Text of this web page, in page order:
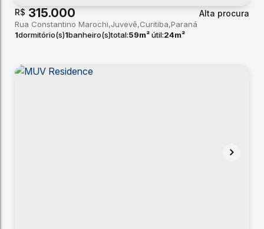
R$ 315.000
Rua Constantino Marochi Juvevê Curitiba Paraná
1dormitório(s)1banheiro(s)total:59m²útil:24m²
Alta procura